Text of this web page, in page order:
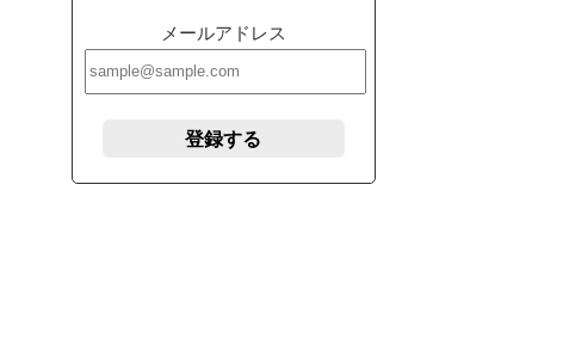
メールアドレス
登録する